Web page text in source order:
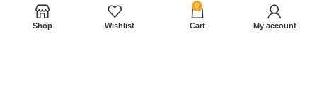
Shop Wishlist
0
Cart My account